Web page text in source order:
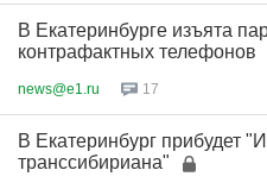
В Екатеринбурге изъята
контрафактных телефонов
news@e1.ru 17
В Екатеринбург прибудет
транссибириана"